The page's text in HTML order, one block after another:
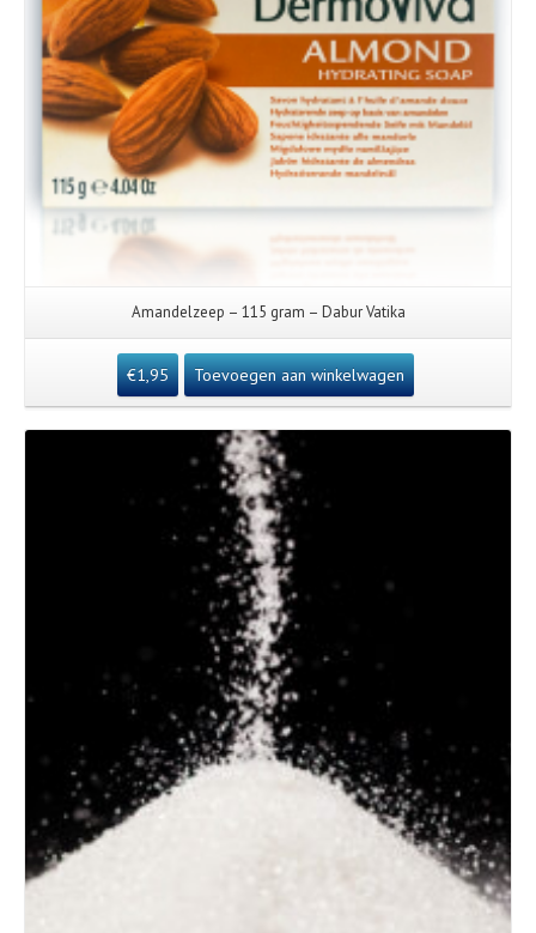
Amandelzeep – 115 gram – Dabur Vatika
€1,95 Toevoegen aan winkelwagen
Details